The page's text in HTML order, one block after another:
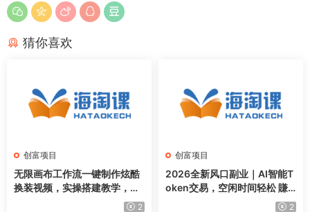
猜你喜欢
创富项目
无限画布工作流一键制作炫酷
换装视频，实操搭建教学，学
完你也能快速制作各种带货视2
创富项目
2026全新风口副业｜AI智能T
oken交易，空闲时间轻松 賺
收益，无需全天盯盘【揭秘】2